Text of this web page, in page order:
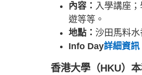
內容： 入學講座
遊等等。
地點： 沙田馬料
Info Day詳細資訊
香港大學（HKU）